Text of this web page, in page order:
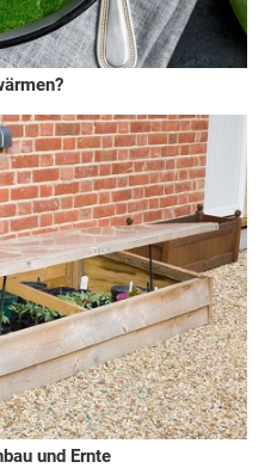
und Ernte